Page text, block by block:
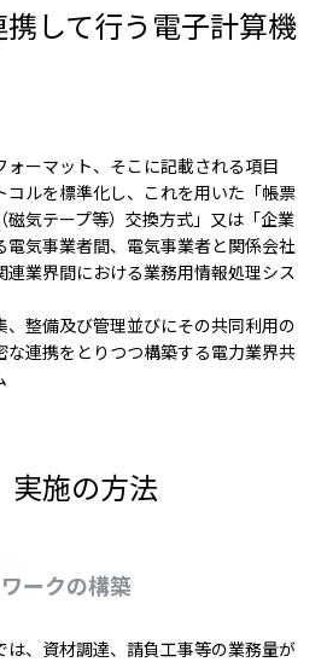
して行う電子計算機
ォーマット、そこに記載される項目
コルを標準化し、これを用いた「帳票
気テープ等）交換方式」又は「企業
電気事業者間、電気事業者と関係会社
業界間における業務用情報処理シス
、整備及び管理並びにその共同利用の
な連携をとりつつ構築する電力業界共
施の方法
ークの構築
は、資材調達、請負工事等の業務量が